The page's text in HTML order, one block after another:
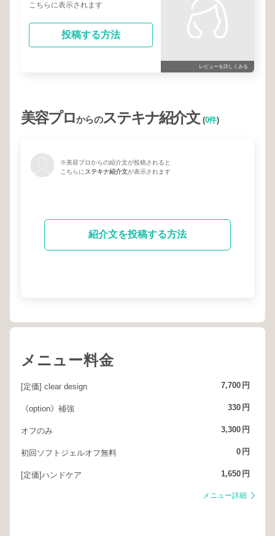
こちらに表示されます
投稿する方法
レビューを詳しくみる
美容プロからのステキナ紹介文(0件)
※美容プロからの紹介文が投稿されると
こちらにステキナ紹介文が表示されます
紹介文を投稿する方法
メニュー料金
[定価] clear design 7,700 円
《option》補強 330 円
オフのみ 3,300 円
初回ソフトジェルオフ無料 0 円
[定価]ハンドケア 1,650 円
メニュー詳細